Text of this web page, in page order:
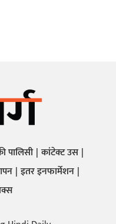
पालिसी कांटेक्ट उस
इतर इनफार्मेशन